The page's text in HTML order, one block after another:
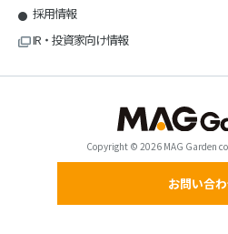
採用情報
IR・投資家向け情報
Copyright © 2026 MAG Garden
お問い合